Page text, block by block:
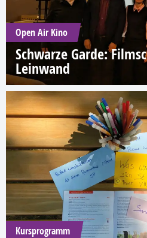
Open Air Kino
Schwarze Garde:
Leinwand
Kursprogramm